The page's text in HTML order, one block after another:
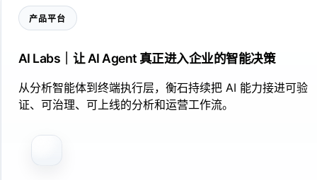
产品平台
AI Labs｜让 AI Agent 真正进入企业的智能决策
从分析智能体到终端执行层，衡石持续把 AI 能力接进可验
证、可治理、可上线的分析和运营工作流。